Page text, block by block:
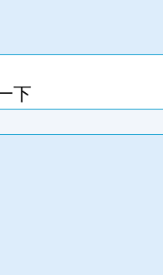
下